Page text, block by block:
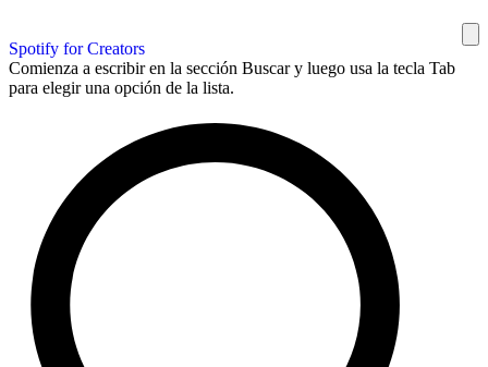
Spotify for Creators
Comienza a escribir en la sección Buscar y luego usa la tecla Tab
para elegir una opción de la lista.